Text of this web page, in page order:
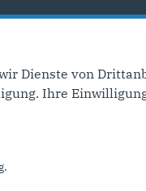
Impressum
Sitemap
Datenschutz
Dienste von
Ihre